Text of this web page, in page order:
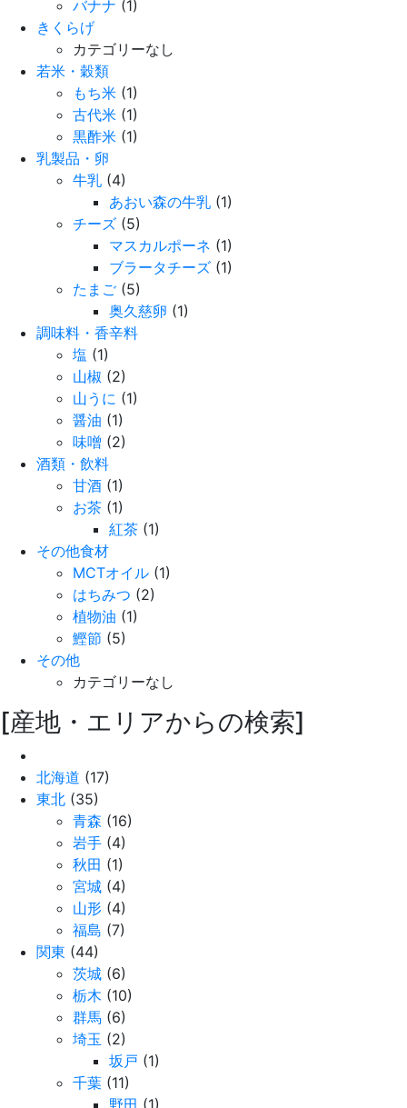
バナナ (1)
きくらげ
カテゴリーなし
若米・穀類
もち米 (1)
古代米 (1)
黒酢米 (1)
乳製品・卵
牛乳 (4)
あおい森の牛乳 (1)
チーズ (5)
マスカルポーネ (1)
ブラータチーズ (1)
たまご (5)
奥久慈卵 (1)
調味料・香辛料
塩 (1)
山椒 (2)
山うに (1)
醤油 (1)
味噌 (2)
酒類・飲料
甘酒 (1)
お茶 (1)
紅茶 (1)
その他食材
MCTオイル (1)
はちみつ (2)
植物油 (1)
鰹節 (5)
その他
カテゴリーなし
[産地・エリアからの検索]
北海道 (17)
東北 (35)
青森 (16)
岩手 (4)
秋田 (1)
宮城 (4)
山形 (4)
福島 (7)
関東 (44)
茨城 (6)
栃木 (10)
群馬 (6)
埼玉 (2)
坂戸 (1)
千葉 (11)